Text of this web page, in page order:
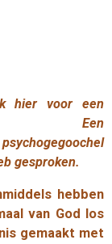
hier voor een
Een
gesproken.
hebben
van God los
gemaakt met